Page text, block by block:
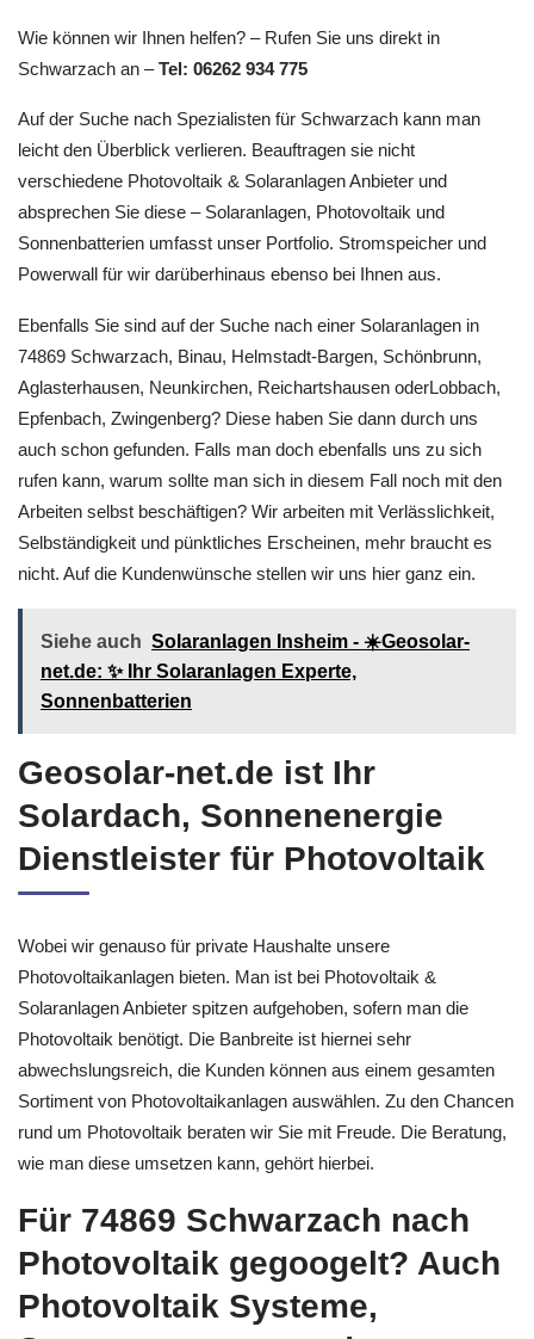
Wie können wir Ihnen helfen? – Rufen Sie uns direkt in
Schwarzach an –Tel: 06262 934 775
Auf der Suche nach Spezialisten für Schwarzach kann man
leicht den Überblick verlieren. Beauftragen sie nicht
verschiedene Photovoltaik & Solaranlagen Anbieter und
absprechen Sie diese – Solaranlagen, Photovoltaik und
Sonnenbatterien umfasst unser Portfolio. Stromspeicher und
Powerwall für wir darüberhinaus ebenso bei Ihnen aus.
Ebenfalls Sie sind auf der Suche nach einer Solaranlagen in
74869 Schwarzach, Binau, Helmstadt-Bargen, Schönbrunn,
Aglasterhausen, Neunkirchen, Reichartshausen oderLobbach,
Epfenbach, Zwingenberg? Diese haben Sie dann durch uns
auch schon gefunden. Falls man doch ebenfalls uns zu sich
rufen kann, warum sollte man sich in diesem Fall noch mit den
Arbeiten selbst beschäftigen? Wir arbeiten mit Verlässlichkeit,
Selbständigkeit und pünktliches Erscheinen, mehr braucht es
nicht. Auf die Kundenwünsche stellen wir uns hier ganz ein.
Siehe auch Solaranlagen Insheim - ☀️Geosolar-
net.de: ✨ Ihr Solaranlagen Experte,
Sonnenbatterien
Geosolar-net.de ist Ihr
Solardach, Sonnenenergie
Dienstleister für Photovoltaik
Wobei wir genauso für private Haushalte unsere
Photovoltaikanlagen bieten. Man ist bei Photovoltaik &
Solaranlagen Anbieter spitzen aufgehoben, sofern man die
Photovoltaik benötigt. Die Banbreite ist hiernei sehr
abwechslungsreich, die Kunden können aus einem gesamten
Sortiment von Photovoltaikanlagen auswählen. Zu den Chancen
rund um Photovoltaik beraten wir Sie mit Freude. Die Beratung,
wie man diese umsetzen kann, gehört hierbei.
Für 74869 Schwarzach nach
Photovoltaik gegoogelt? Auch
Photovoltaik Systeme,